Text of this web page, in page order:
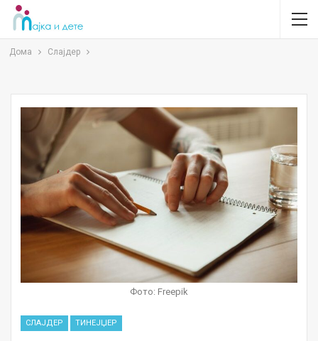
Дома Слајдер
Фото: Freepik
СЛАЈДЕР ТИНЕЈЏЕР